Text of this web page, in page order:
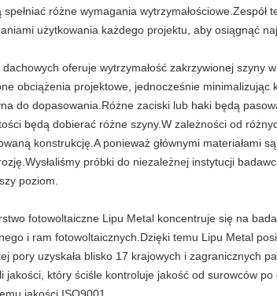
różne wymagania
użytkowania każdego projektu, aby osiągnąć
oferuje wytrzymałość zakrzywionej szyny
obciążenia projektowe, jednocześnie minimalizując
do dopasowania.Różne zaciski lub haki będą
będą dobierać różne szyny.W zależności od
konstrukcję.A ponieważ głównymi materiałami
próbki do niezależnej instytucji
poziom.
fotowoltaiczne Lipu Metal koncentruje się na
i ram fotowoltaicznych.Dzięki temu Lipu Metal
pory uzyskała blisko 17 krajowych i zagranicznych
jakości, który ściśle kontroluje jakość od surowców
jakości ISO9001.